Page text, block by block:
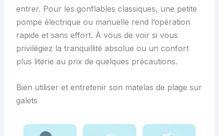
entrer. Pour les gonflables classiques, une petite
pompe électrique ou manuelle rend l’opération
rapide et sans effort. À vous de voir si vous
privilégiez la tranquillité absolue ou un confort
plus literie au prix de quelques précautions.
Bien utiliser et entretenir son matelas de plage sur
galets